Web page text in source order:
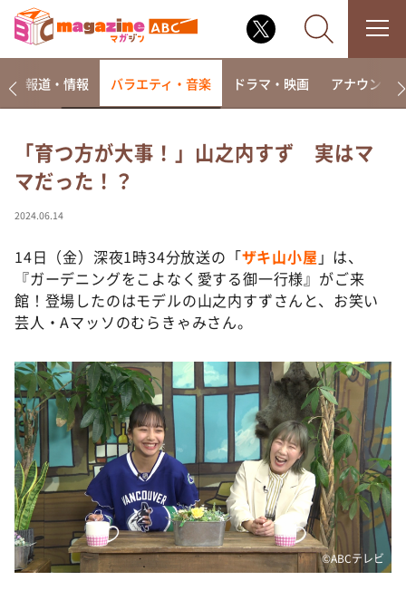
なるみ・岡村の過ぎるTV
相席食堂
～人生密着トークバラエティ！～ やすとものいたっ
て真剣です
探偵！ナイトスクープ
河合＆A.B.C-Z塚田×福井アナ「なんでやねん！？」
（news おかえり）
DAIGOも台所 ～きょうの献立 何にする？～
本日はダイアンなり！シーズン２
朝だ！生です旅サラダ
教えて！ニュースライブ 正義のミカタ
ＬＩＦＥ～夢のカタチ～
新婚さんいらっしゃい！
報道・情報 バラエティ・音楽 ドラマ・映画 アナウンサー
「育つ方が大事！」山之内すず 実はマ
マだった！？
2024.06.14
14日（金）深夜1時34分放送の「ザキ山小屋 」は、
『ガーデニングをこよなく愛する御一行様』がご来
館！登場したのはモデルの山之内すずさんと、お笑い
芸人・Aマッソのむらきゃみさん。
©️ABCテレビ